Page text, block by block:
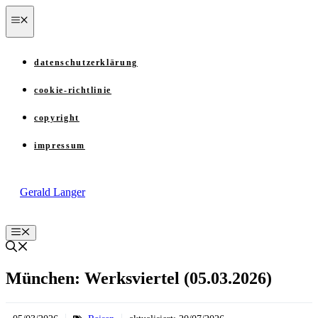
Zum
Inhalt
springen
datenschutzerklärung
cookie-richtlinie
copyright
impressum
Gerald Langer
Menü
München: Werksviertel (05.03.2026)